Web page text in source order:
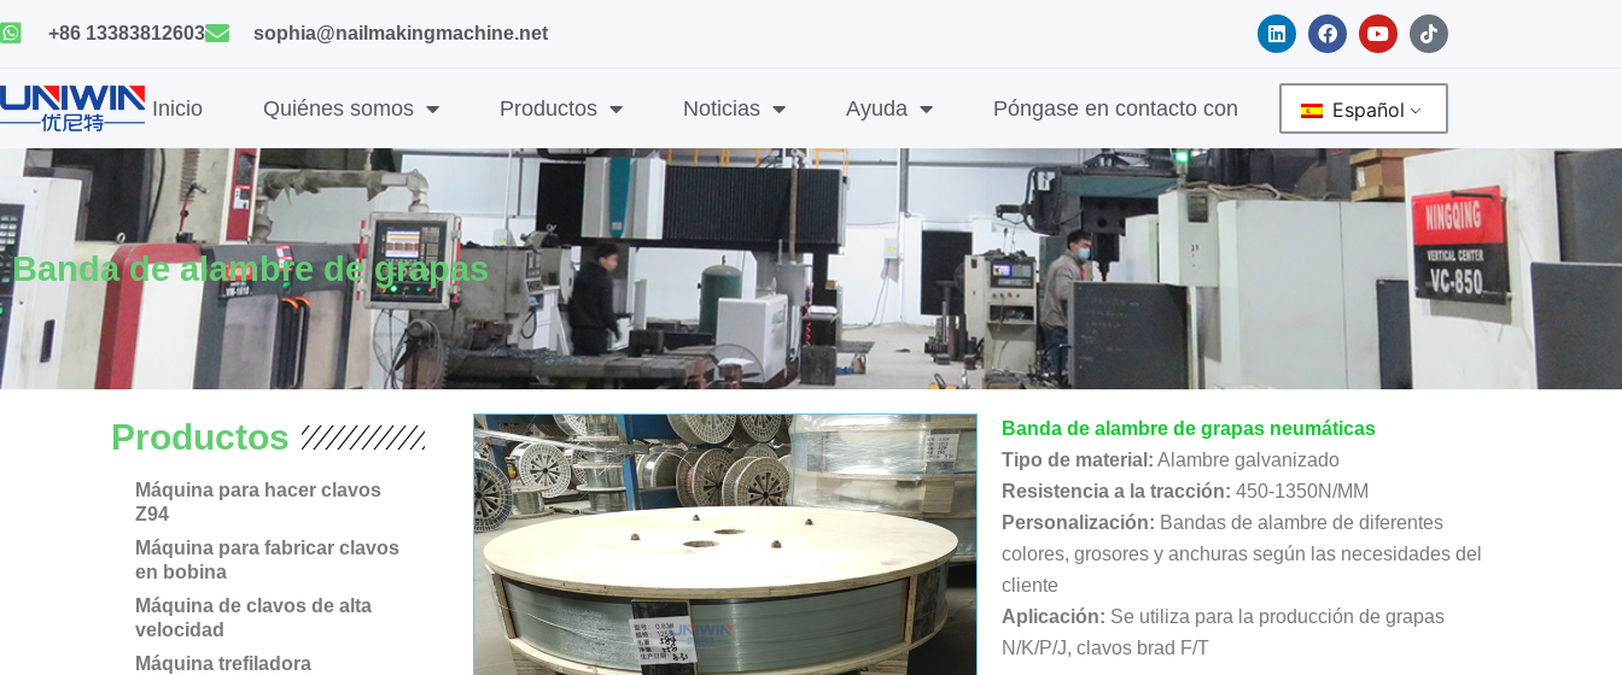
al
+86 13383812603 sophia@nailmakingmachine.net
L
i
k
i
n
F
a
e
b
o
o
k
Y
o
t
u
b
e
T
i
t
Inicio Quiénes somos Productos Noticias Ayuda Póngase en contacto con Español
Banda de alambre de grapas
Productos
Máquina para hacer clavos
Z94
Máquina para fabricar clavos
en bobina
Máquina de clavos de alta
velocidad
Máquina trefiladora
Banda de alambre de grapas neumáticas
Tipo de material: Alambre galvanizado
Resistencia a la tracción: 450-1350N/MM
Personalización: Bandas de alambre de diferentes
colores, grosores y anchuras según las necesidades del
cliente
Aplicación: Se utiliza para la producción de grapas
N/K/P/J, clavos brad F/T